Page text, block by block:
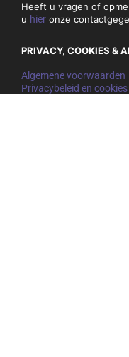
Heeft u vragen of
u hier onze
PRIVACY, COOKIES &
Algemene voorwaarden
Privacybeleid en cookies